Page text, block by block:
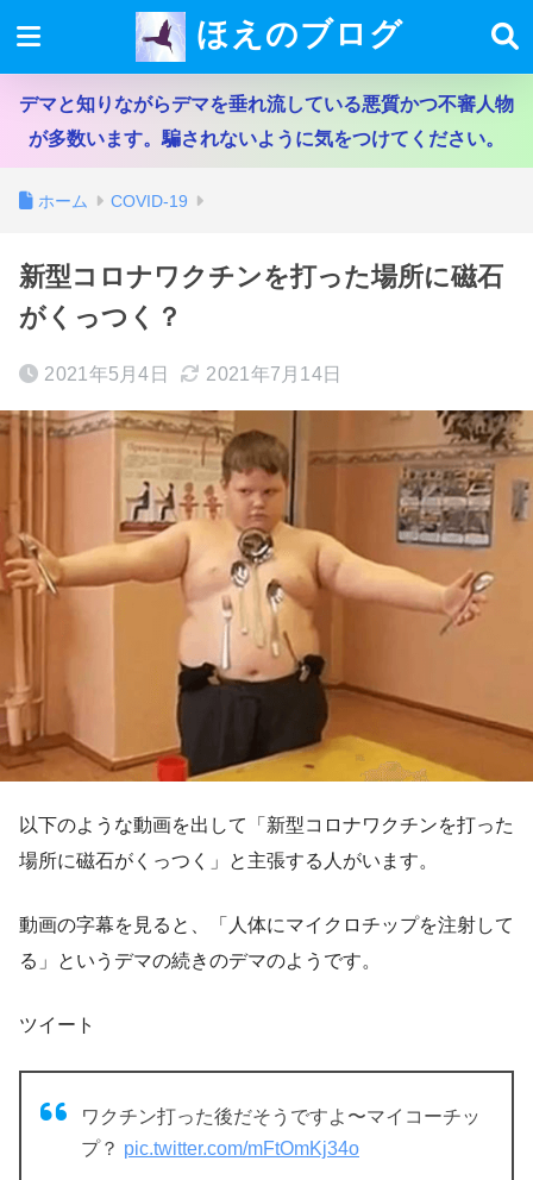
ほえのブログ
デマと知りながらデマを垂れ流している悪質かつ不審人物
が多数います。騙されないように気をつけてください。
ホーム COVID-19
新型コロナワクチンを打った場所に磁石
がくっつく？
2021年5月4日 2021年7月14日
以下のような動画を出して「新型コロナワクチンを打った
場所に磁石がくっつく」と主張する人がいます。
動画の字幕を見ると、「人体にマイクロチップを注射して
る」というデマの続きのデマのようです。
ツイート
ワクチン打った後だそうですよ〜マイコーチッ
プ？ pic.twitter.com/mFtOmKj34o